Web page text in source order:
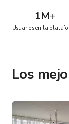
1M+
Usuarios en la
Los